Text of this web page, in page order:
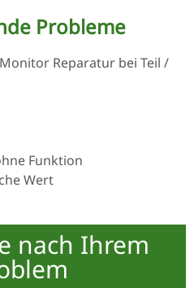
Probleme
Reparatur bei Teil /
Funktion
Wert
nach Ihrem